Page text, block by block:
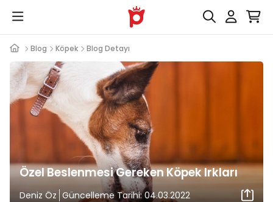
Blog Köpek Blog Detayı
Özel Beslenmesi Gereken Köpek Irkları
Deniz Öz Güncelleme Tarihi: 04.03.2022